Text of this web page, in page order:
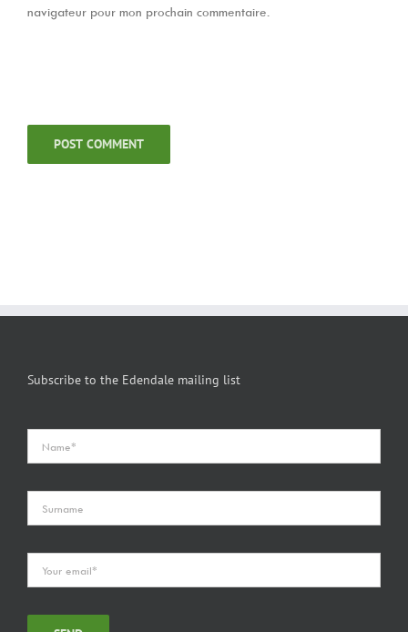
navigateur pour mon prochain commentaire.
Subscribe to the Edendale mailing list